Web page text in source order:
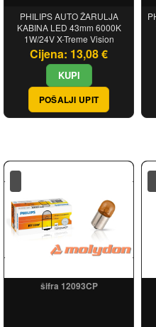
PHILIPS AUTO ŽARULJA
KABINA LED 43mm 6000K
1W/24V X-Treme Vision
Cijena: 13,08 €
POŠALJI UPIT
šifra 12093CP